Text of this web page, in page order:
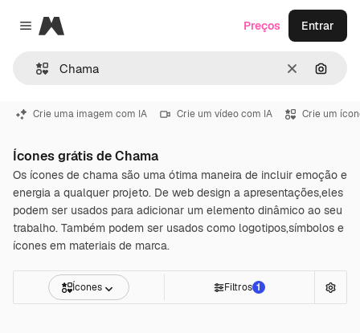
Close menu
Magnific
Limpar
Preços Entrar
Crie uma imagem com IA Crie um vídeo com IA Crie um
Ícones grátis de Chama
Os ícones de chama são uma ótima maneira de incluir emoção e
energia a qualquer projeto. De web design a apresentações,eles
podem ser usados para adicionar um elemento dinâmico ao seu
trabalho. Também podem ser usados como logotipos,símbolos e
ícones em materiais de marca.
Ícones Filtros 1